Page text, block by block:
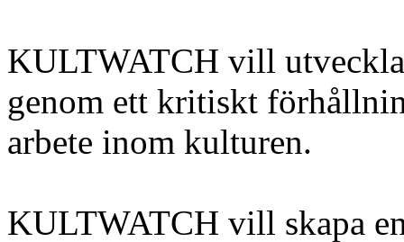
KULTWATCH vill
genom ett kritiskt
arbete inom kulturen.
KULTWATCH vill skapa